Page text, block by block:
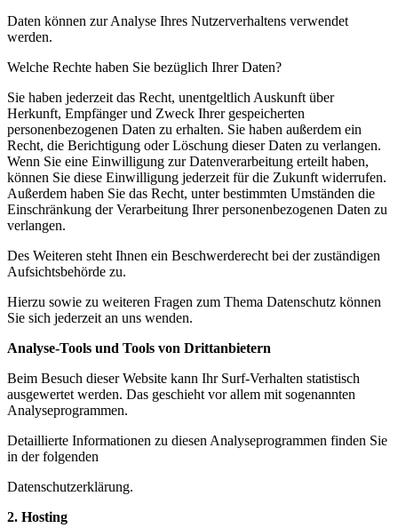
Daten können zur Analyse Ihres Nutzerverhaltens verwendet
werden.
Welche Rechte haben Sie bezüglich Ihrer Daten?
Sie haben jederzeit das Recht, unentgeltlich Auskunft über
Herkunft, Empfänger und Zweck Ihrer gespeicherten
personenbezogenen Daten zu erhalten. Sie haben außerdem ein
Recht, die Berichtigung oder Löschung dieser Daten zu verlangen.
Wenn Sie eine Einwilligung zur Datenverarbeitung erteilt haben,
können Sie diese Einwilligung jederzeit für die Zukunft widerrufen.
Außerdem haben Sie das Recht, unter bestimmten Umständen die
Einschränkung der Verarbeitung Ihrer personenbezogenen Daten zu
verlangen.
Des Weiteren steht Ihnen ein Beschwerderecht bei der zuständigen
Aufsichtsbehörde zu.
Hierzu sowie zu weiteren Fragen zum Thema Datenschutz können
Sie sich jederzeit an uns wenden.
Analyse-Tools und Tools von Drittanbietern
Beim Besuch dieser Website kann Ihr Surf-Verhalten statistisch
ausgewertet werden. Das geschieht vor allem mit sogenannten
Analyseprogrammen.
Detaillierte Informationen zu diesen Analyseprogrammen finden Sie
in der folgenden
Datenschutzerklärung.
2. Hosting